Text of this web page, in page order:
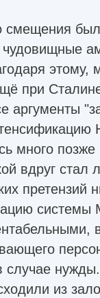
смещения
чудовищные
при
аргументы
много позже
вдруг
претензий
системы
случае
из